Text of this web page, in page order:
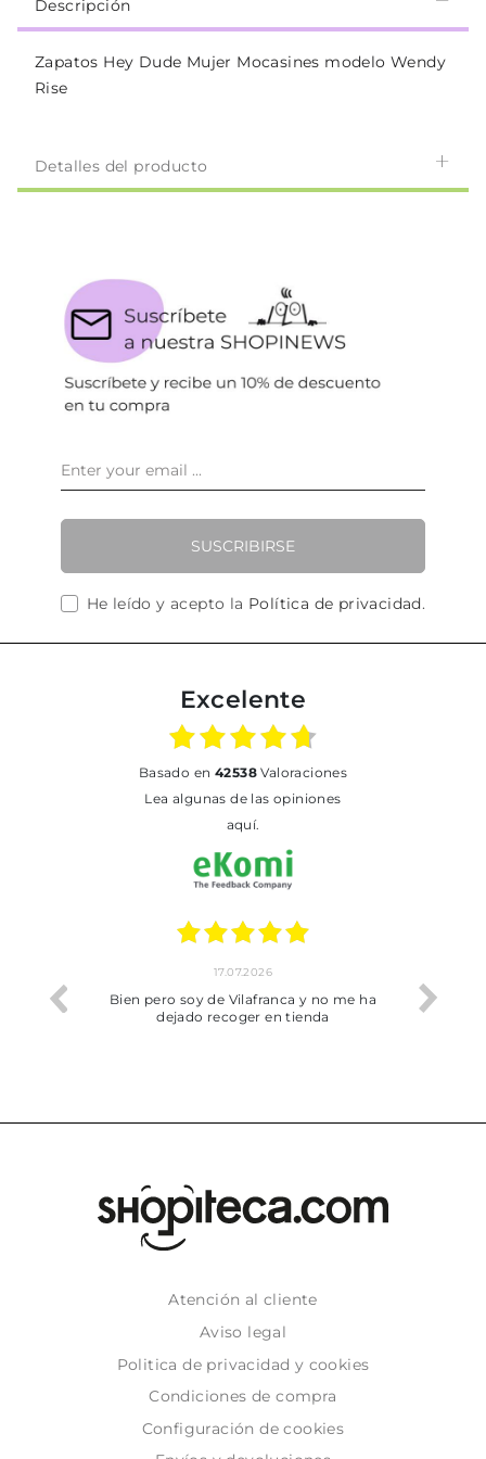
Descripción
Zapatos Hey Dude Mujer Mocasines modelo Wendy
Rise
Detalles del producto
SUSCRIBIRSE
He leído y acepto la Política de privacidad.
Excelente
basado en 42538Valoraciones
Lea algunas de las opiniones
aquí.
trobat
17.07.2026
Bien pero soy de Vilafranca y no me ha
dejado recoger en tienda
Atención al cliente
Aviso legal
Politica de privacidad y cookies
Condiciones de compra
Configuración de cookies